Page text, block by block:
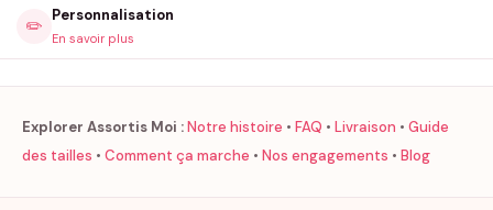
✏️
Personnalisation
En savoir plus
Explorer Assortis Moi :Notre histoire • FAQ • Livraison • Guide
des tailles • Comment ça marche • Nos engagements • Blog